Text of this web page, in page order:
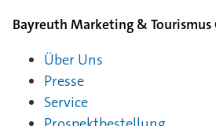
Bayreuth Marketing & Tourismus
Über Uns
Presse
Service